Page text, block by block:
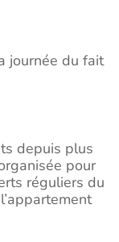
journée du fait
depuis plus
pour
réguliers du